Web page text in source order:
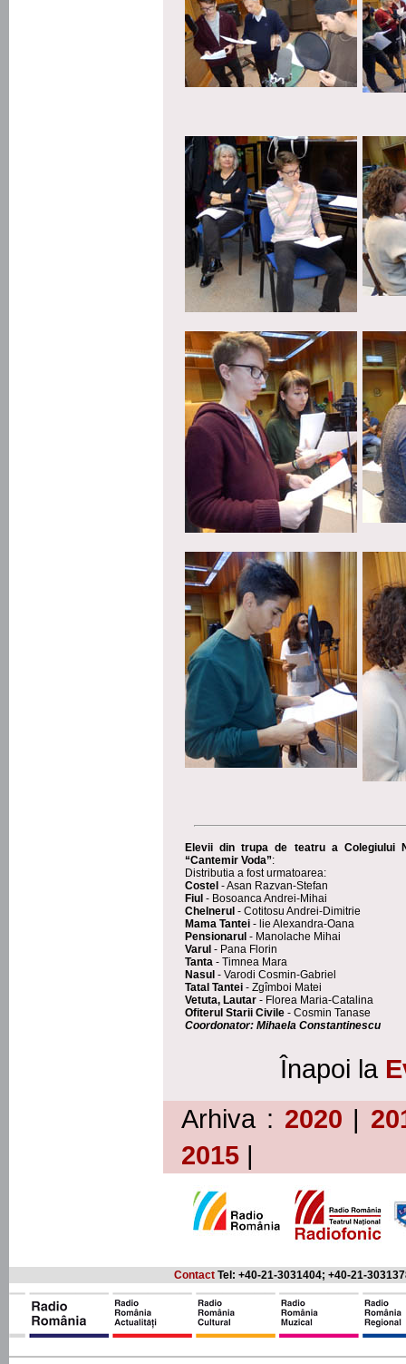
Elevii din trupa de teatru a Colegiului
“Cantemir Voda”:
Distributia a fost urmatoarea:
Costel - Asan Razvan-Stefan
Fiul - Bosoanca Andrei-Mihai
Chelnerul - Cotitosu Andrei-Dimitrie
Mama Tantei - lie Alexandra-Oana
Pensionarul - Manolache Mihai
Varul - Pana Florin
Tanta - Timnea Mara
Nasul - Varodi Cosmin-Gabriel
Tatal Tantei - Zgîmboi Matei
Vetuta, Lautar - Florea Maria-Catalina
Ofiterul Starii Civile - Cosmin Tanase
Coordonator: Mihaela Constantinescu
Înapoi la
Arhiva : 2020 |
2015 |
Contact Tel: +40-21-3031404; +40-21-